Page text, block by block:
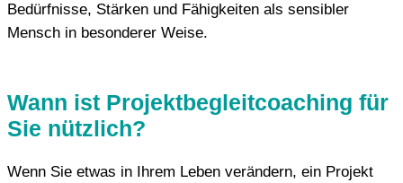
Bedürfnisse, Stärken und Fähigkeiten als sensibler
Mensch in besonderer Weise.
Wann ist Projektbegleitcoaching für
Sie nützlich?
Wenn Sie etwas in Ihrem Leben verändern, ein Projekt